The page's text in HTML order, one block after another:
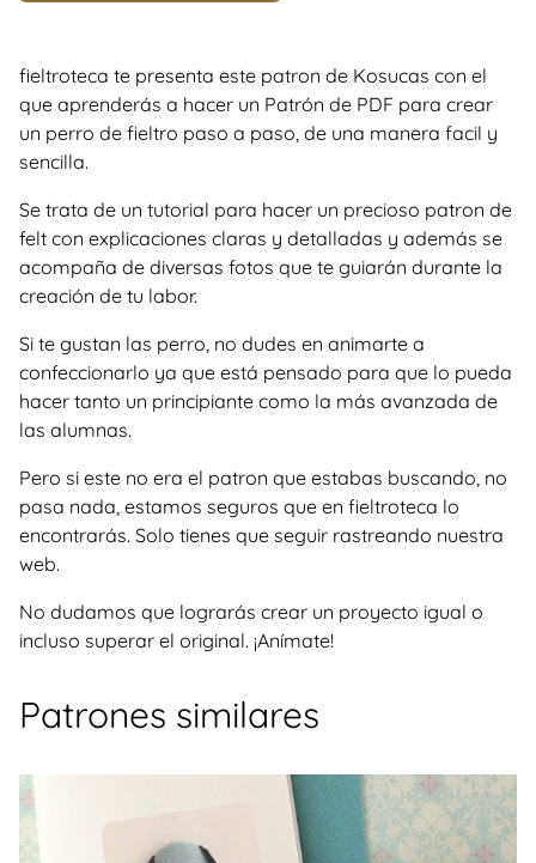
fieltroteca te presenta este patron de Kosucas con el
que aprenderás a hacer un Patrón de PDF para crear
un perro de fieltro paso a paso, de una manera facil y
sencilla.
Se trata de un tutorial para hacer un precioso patron de
felt con explicaciones claras y detalladas y además se
acompaña de diversas fotos que te guiarán durante la
creación de tu labor.
Si te gustan las perro, no dudes en animarte a
confeccionarlo ya que está pensado para que lo pueda
hacer tanto un principiante como la más avanzada de
las alumnas.
Pero si este no era el patron que estabas buscando, no
pasa nada, estamos seguros que en fieltroteca lo
encontrarás. Solo tienes que seguir rastreando nuestra
web.
No dudamos que lograrás crear un proyecto igual o
incluso superar el original. ¡Anímate!
Patrones similares